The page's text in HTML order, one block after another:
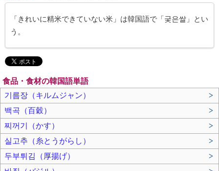
「きれいに精米できていない米」は韓国語で「궂은쌀」とい
う。
食品・食材の韓国語単語
기름장（キルムジャン）
>
백곡（百穀）
>
찌꺼기（かす）
>
실고추（糸とうがらし）
>
두부튀김（厚揚げ）
>